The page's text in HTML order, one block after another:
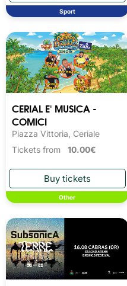
Sport
CERIAL E' MUSICA -
COMICI
Piazza Vittoria, Ceriale
Tickets from 10.00€
Other